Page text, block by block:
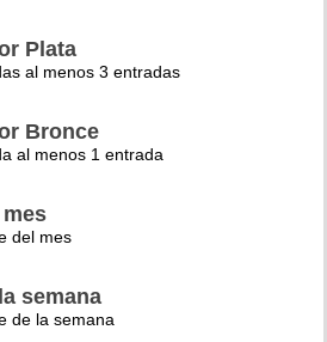
Plata
al menos 3 entradas
Bronce
al menos 1 entrada
del mes
semana
de la semana